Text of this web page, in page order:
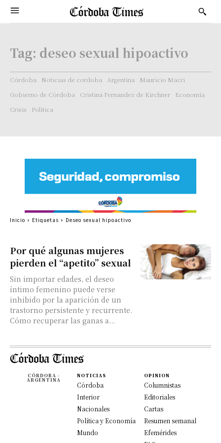
Tag: deseo sexual hipoactivo
Córdoba Noticias de cordoba Argentina
Mauricio Macri
Gobierno de Córdoba
Cristina Fernandez de Kirchner
Economía
Crisis
Politica
Por qué algunas mujeres
pierden el “apetito” sexual
Sin importar edades, el deseo
íntimo femenino puede verse
inhibido por la aparición de un
trastorno persistente y recurrente.
Cómo recuperar las ganas a...
Inicio Etiquetas Deseo sexual hipoactivo
CÓRDOBA -
ARGENTINA
NOTICIAS
Córdoba
Interior
Nacionales
Política y Economía
Mundo
OPINION
Columnistas
Editoriales
Cartas
Resumen semanal
Efemérides